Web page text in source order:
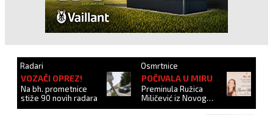
Radari
VOZAČI OPREZ!
Na bh. prometnice
stiže 90 novih radara
Osmrtnice
POČIVALA U MIRU
Preminula Ružica
Miličević iz Novog
Travnika